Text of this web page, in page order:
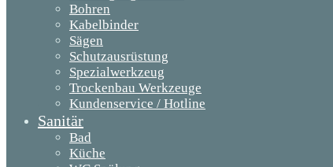
Bohren
Kabelbinder
Sägen
Schutzausrüstung
Spezialwerkzeug
Trockenbau Werkzeuge
Kundenservice / Hotline
Sanitär
Bad
Küche